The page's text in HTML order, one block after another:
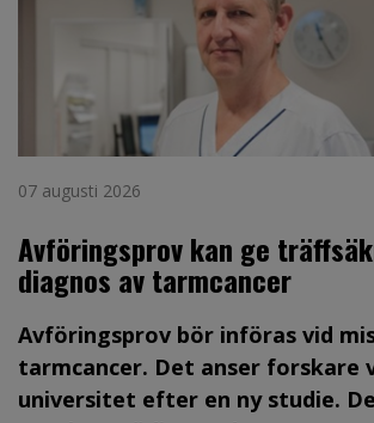
07 augusti 2026
Avföringsprov kan ge
diagnos av tarmcancer
Avföringsprov bör införas vid
tarmcancer. Det anser forskare
universitet efter en ny studie.